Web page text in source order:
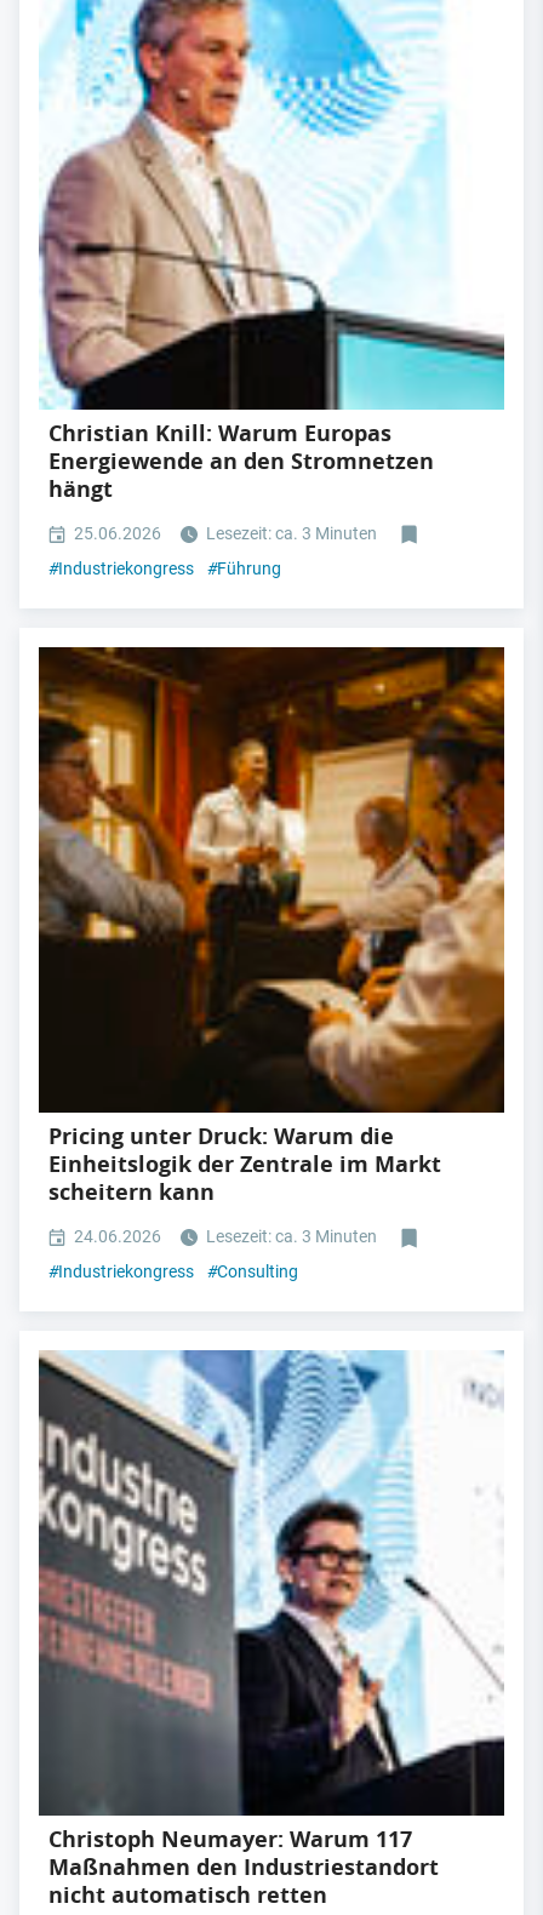
Christian Knill: Warum Europas
Energiewende an den Stromnetzen
hängt
25.06.2026
Lesezeit: ca. 3 Minuten
#Industriekongress #Führung
Pricing unter Druck: Warum die
Einheitslogik der Zentrale im Markt
scheitern kann
24.06.2026
Lesezeit: ca. 3 Minuten
#Industriekongress #Consulting
Christoph Neumayer: Warum 117
Maßnahmen den Industriestandort
nicht automatisch retten